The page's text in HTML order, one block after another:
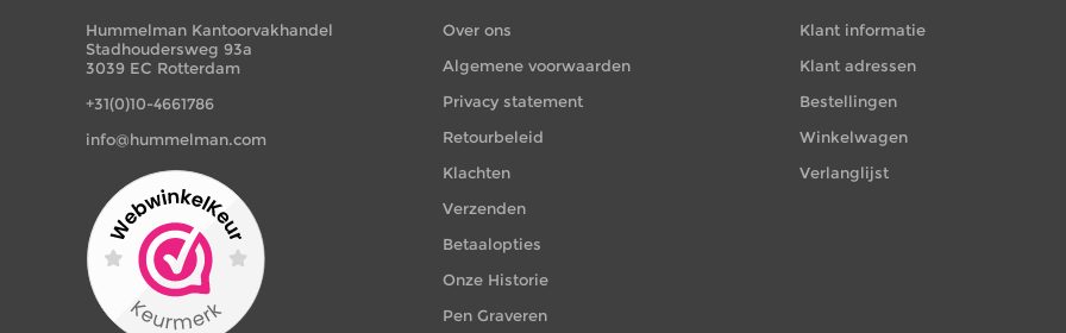
Hummelman Kantoorvakhandel
Stadhoudersweg 93a
3039 EC Rotterdam
+31(0)10-4661786
info@hummelman.com
Over ons
Algemene voorwaarden
Privacy statement
Retourbeleid
Klachten
Verzenden
Betaalopties
Onze Historie
Pen Graveren
Klant informatie
Klant adressen
Bestellingen
Winkelwagen
Verlanglijst